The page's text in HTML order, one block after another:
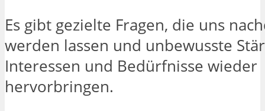
Es gibt gezielte Fragen, die uns
werden lassen und unbewusste
Interessen und Bedürfnisse wieder
hervorbringen.